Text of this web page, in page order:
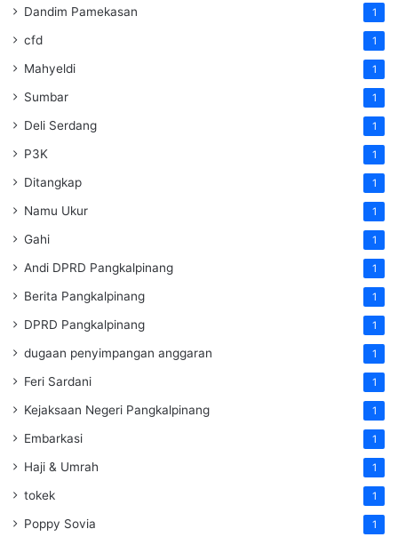
Dandim Pamekasan 1
cfd 1
Mahyeldi 1
Sumbar 1
Deli Serdang 1
P3K 1
Ditangkap 1
Namu Ukur 1
Gahi 1
Andi DPRD Pangkalpinang 1
Berita Pangkalpinang 1
DPRD Pangkalpinang 1
dugaan penyimpangan anggaran 1
Feri Sardani 1
Kejaksaan Negeri Pangkalpinang 1
Embarkasi 1
Haji & Umrah 1
tokek 1
Poppy Sovia 1